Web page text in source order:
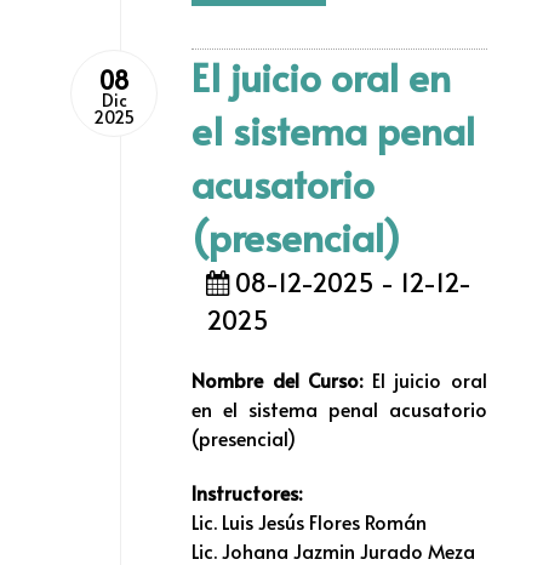
08
Dic
2025
El juicio oral en
el sistema penal
acusatorio
(presencial)
08-12-2025 - 12-12-
2025
Nombre del Curso:El juicio oral
en el sistema penal acusatorio
(presencial)
Instructores:
Lic. Luis Jesús Flores Román
Lic. Johana Jazmin Jurado Meza